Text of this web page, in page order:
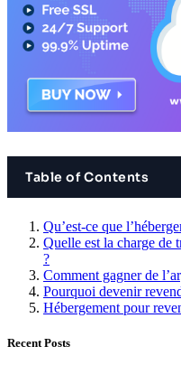
Table of Contents
Qu’est-ce que
Quelle est la charge de
?
Comment gagner de
Pourquoi devenir
Hébergement pour
Recent Posts